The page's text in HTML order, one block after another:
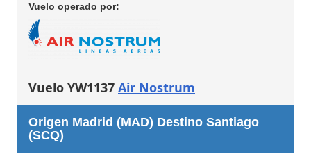
Vuelo operado por:
Vuelo YW1137 Air Nostrum
Origen Madrid (MAD) Destino Santiago
(SCQ)